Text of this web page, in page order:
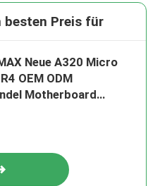
besten Preis für
Neue A320 Micro
OEM ODM
Motherboard